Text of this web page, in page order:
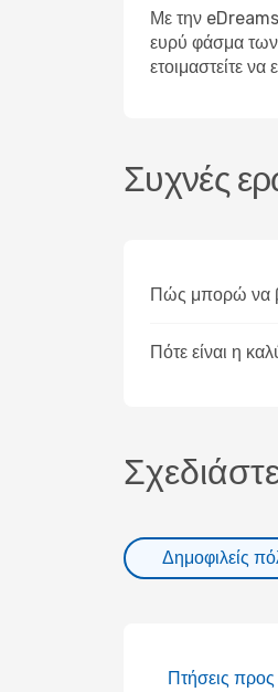
Με την
ευρύ φάσμα των
ετοιμαστείτε
Συχνές
Πώς μπορώ να
Πότε είναι η
Δημοφιλείς
Πτήσεις